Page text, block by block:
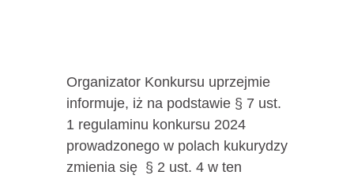
Organizator Konkursu uprzejmie
informuje, iż na podstawie § 7 ust.
1 regulaminu konkursu 2024
prowadzonego w polach kukurydzy
zmienia się § 2 ust. 4 w ten